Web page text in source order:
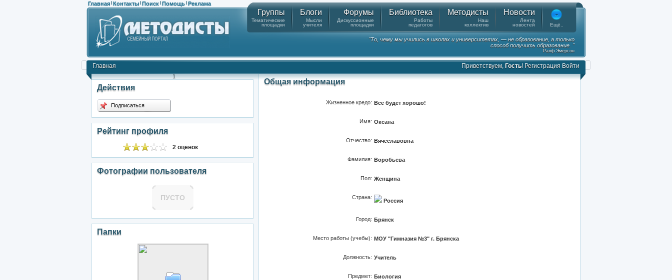
Главная | Контакты | Поиск | Помощь | Реклама
Группы
Тематические
площадки
Блоги
Мысли
учителя
Форумы
Дискуссионные
площадки
Библиотека
Работы
педагогов
Методисты
Наш
коллектив
Новости
Лента
новостей
Ещё..
"То, чему мы учились в школах и университетах, — не образование, а только
способ получить образование. "
Ралф Эмерсон
Главная Приветствуем, Гость! Регистрация Войти
1
Действия
Подписаться
Рейтинг профиля
2 оценок
Фотографии пользователя
ПУСТО
Папки
Общая информация
Жизненное кредо: Все будет хорошо!
Имя: Оксана
Отчество: Вячеславовна
Фамилия: Воробьева
Пол: Женщина
Страна:
Россия
Город: Брянск
Место работы (учебы): МОУ "Гимназия №3" г. Брянска
Должность: Учитель
Предмет: Биология